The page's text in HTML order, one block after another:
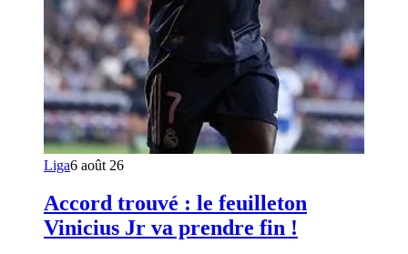
Liga6 août 26
Accord trouvé : le feuilleton
Vinicius Jr va prendre fin !